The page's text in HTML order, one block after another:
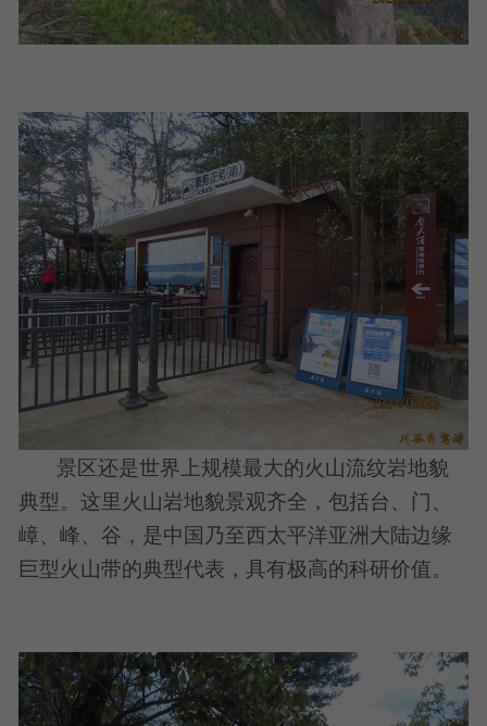
景区还是世界上规模最大的火山流纹岩地貌
典型。这里火山岩地貌景观齐全，包括台、门、
嶂、峰、谷，是中国乃至西太平洋亚洲大陆边缘
巨型火山带的典型代表，具有极高的科研价值。